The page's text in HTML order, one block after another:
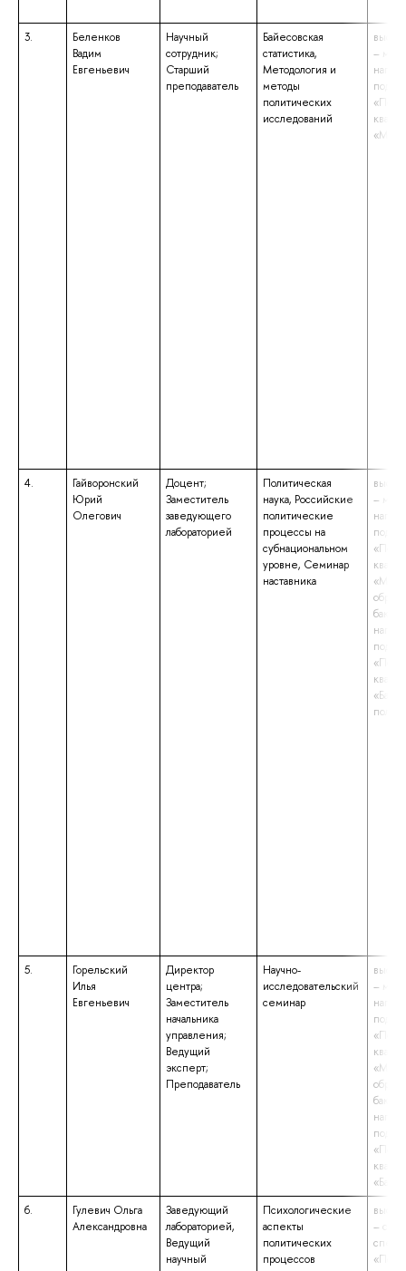
3.
Беленков
Вадим
Евгеньевич
Научный
сотрудник;
Старший
преподаватель
Байесовская
статистика,
Методология и
методы
политических
исследований
–
4.
Гайворонский
Юрий
Олегович
Доцент;
Заместитель
заведующего
лабораторией
Политическая
наука, Российские
политические
процессы на
субнациональном
уровне, Семинар
наставника
–
5.
Горельский
Илья
Евгеньевич
Директор
центра;
Заместитель
начальника
управления;
Ведущий
эксперт;
Преподаватель
Научно-
исследовательский
семинар
–
6.
Гулевич Ольга
Александровна
Заведующий
лабораторией,
Ведущий
научный
Психологические
аспекты
политических
процессов
–